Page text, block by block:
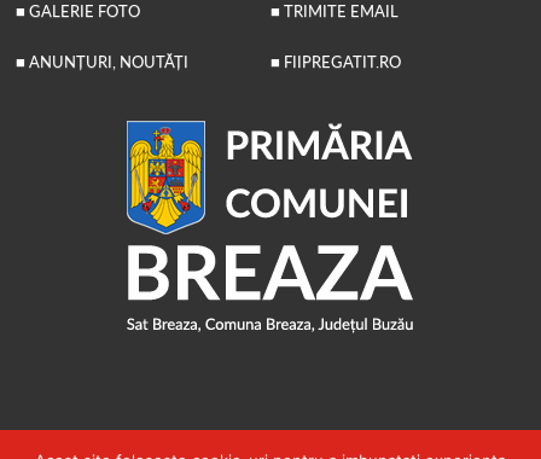
■ GALERIE FOTO
■ ANUNȚURI, NOUTĂȚI
■ TRIMITE EMAIL
■ FIIPREGATIT.RO